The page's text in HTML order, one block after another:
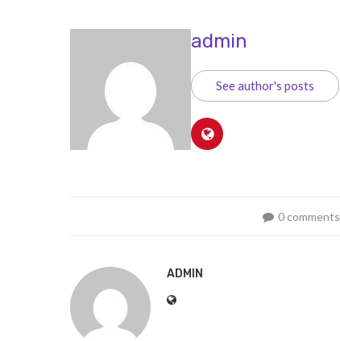
admin
See author's posts
0 comments
ADMIN